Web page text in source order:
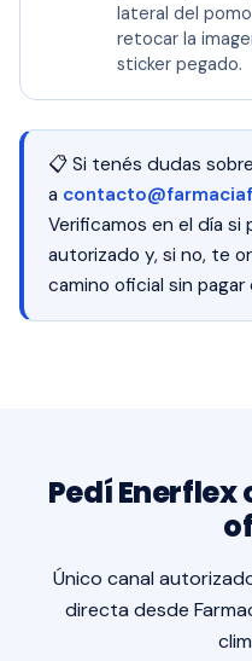
lateral del
retocar la
sticker pegado.
📋 Si tenés dudas
a
Verificamos en el día si
autorizado y, si no, te
camino oficial sin pagar
Pedí
Único canal
directa desde